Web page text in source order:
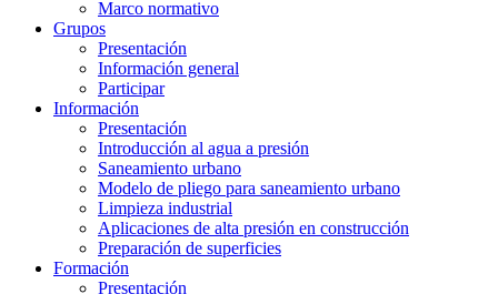
Marco normativo
Grupos
Presentación
Información general
Participar
Información
Presentación
Introducción al agua a presión
Saneamiento urbano
Modelo de pliego para saneamiento urbano
Limpieza industrial
Aplicaciones de alta presión en construcción
Preparación de superficies
Formación
Presentación